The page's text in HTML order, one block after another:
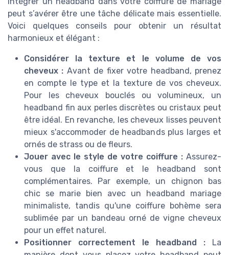
peut s’avérer être une tâche délicate mais essentielle.
Voici quelques conseils pour obtenir un résultat
harmonieux et élégant :
Considérer la texture et le volume de vos
cheveux : Avant de fixer votre headband, prenez
en compte le type et la texture de vos cheveux.
Pour les cheveux bouclés ou volumineux, un
headband fin aux perles discrètes ou cristaux peut
être idéal. En revanche, les cheveux lisses peuvent
mieux s'accommoder de headbands plus larges et
ornés de strass ou de fleurs.
Jouer avec le style de votre coiffure : Assurez-
vous que la coiffure et le headband sont
complémentaires. Par exemple, un chignon bas
chic se marie bien avec un headband mariage
minimaliste, tandis qu'une coiffure bohème sera
sublimée par un bandeau orné de vigne cheveux
pour un effet naturel.
Positionner correctement le headband : La